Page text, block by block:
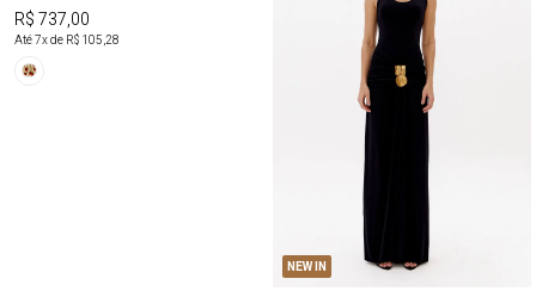
R$ 737,00
Até7x de R$ 105,28
NEW IN